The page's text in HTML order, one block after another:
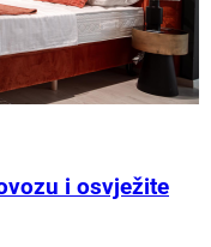
i osvježite